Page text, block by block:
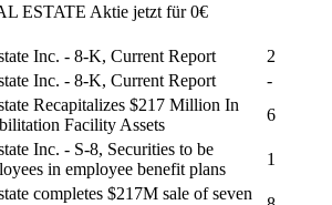
ESTATE Aktie jetzt für 0€
Inc. - 8-K, Current Report
2
Inc. - 8-K, Current Report
-
Recapitalizes $217 Million In
Facility Assets
6
Inc. - S-8, Securities to be
in employee benefit plans
1
completes $217M sale of seven